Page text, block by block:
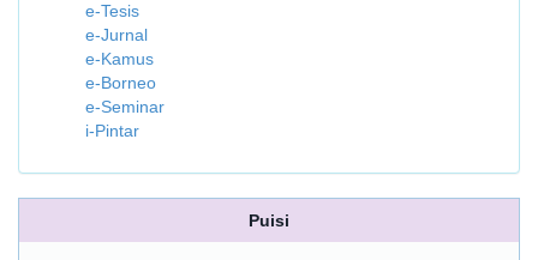
e-Tesis
e-Jurnal
e-Kamus
e-Borneo
e-Seminar
i-Pintar
Puisi